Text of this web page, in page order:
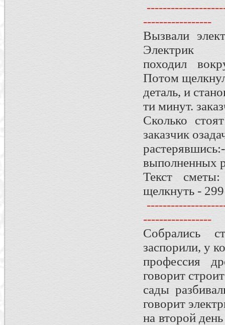
-----------------
Вызвали
Электрик
походил
Потом
деталь, и
ти минут.
Сколько
заказчик
выполненных
Текст
щелкнуть -
-----------------
Собрались
заспорили, у
профессия
говорит
сады
говорит
на второй